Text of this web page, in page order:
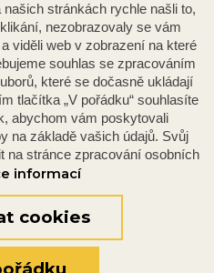
35, 301 00 Plzeň
diecéze
stránkách rychle našli to,
nezobrazovaly se vám
viděli web v zobrazení na které
souhlas se zpracováním
které se dočasně ukládají
tlačítka „V pořádku“ souhlasíte
abychom vám poskytovali
na základě vašich údajů. Svůj
na stránce zpracování osobních
informací
cookies